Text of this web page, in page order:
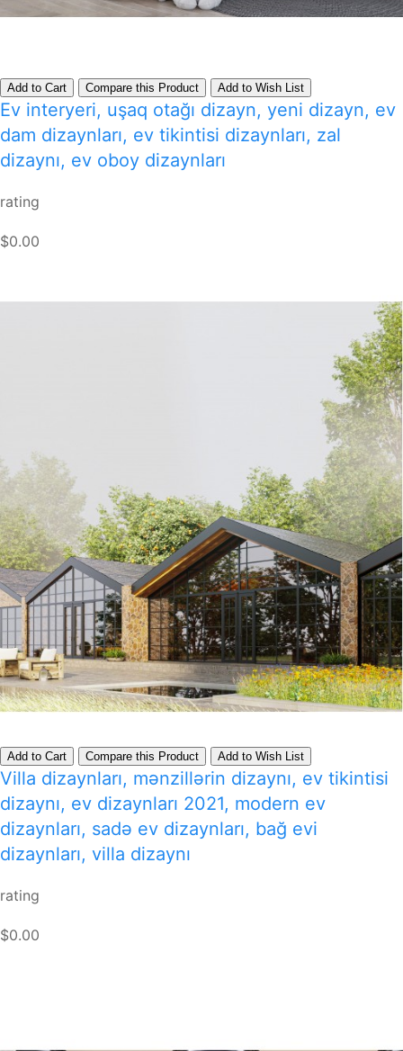
Add to Cart Compare this Product Add to Wish List
Ev interyeri, uşaq otağı dizayn, yeni dizayn, ev
dam dizaynları, ev tikintisi dizaynları, zal
dizaynı, ev oboy dizaynları
rating
$0.00
Add to Cart Compare this Product Add to Wish List
Villa dizaynları, mənzillərin dizaynı, ev tikintisi
dizaynı, ev dizaynları 2021, modern ev
dizaynları, sadə ev dizaynları, bağ evi
dizaynları, villa dizaynı
rating
$0.00